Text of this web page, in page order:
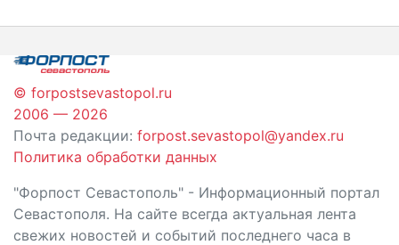
© forpostsevastopol.ru
2006 — 2026
Почта редакции: forpost.sevastopol@yandex.ru
Политика обработки данных
"Форпост Севастополь" - Информационный портал
Севастополя. На сайте всегда актуальная лента
свежих новостей и событий последнего часа в